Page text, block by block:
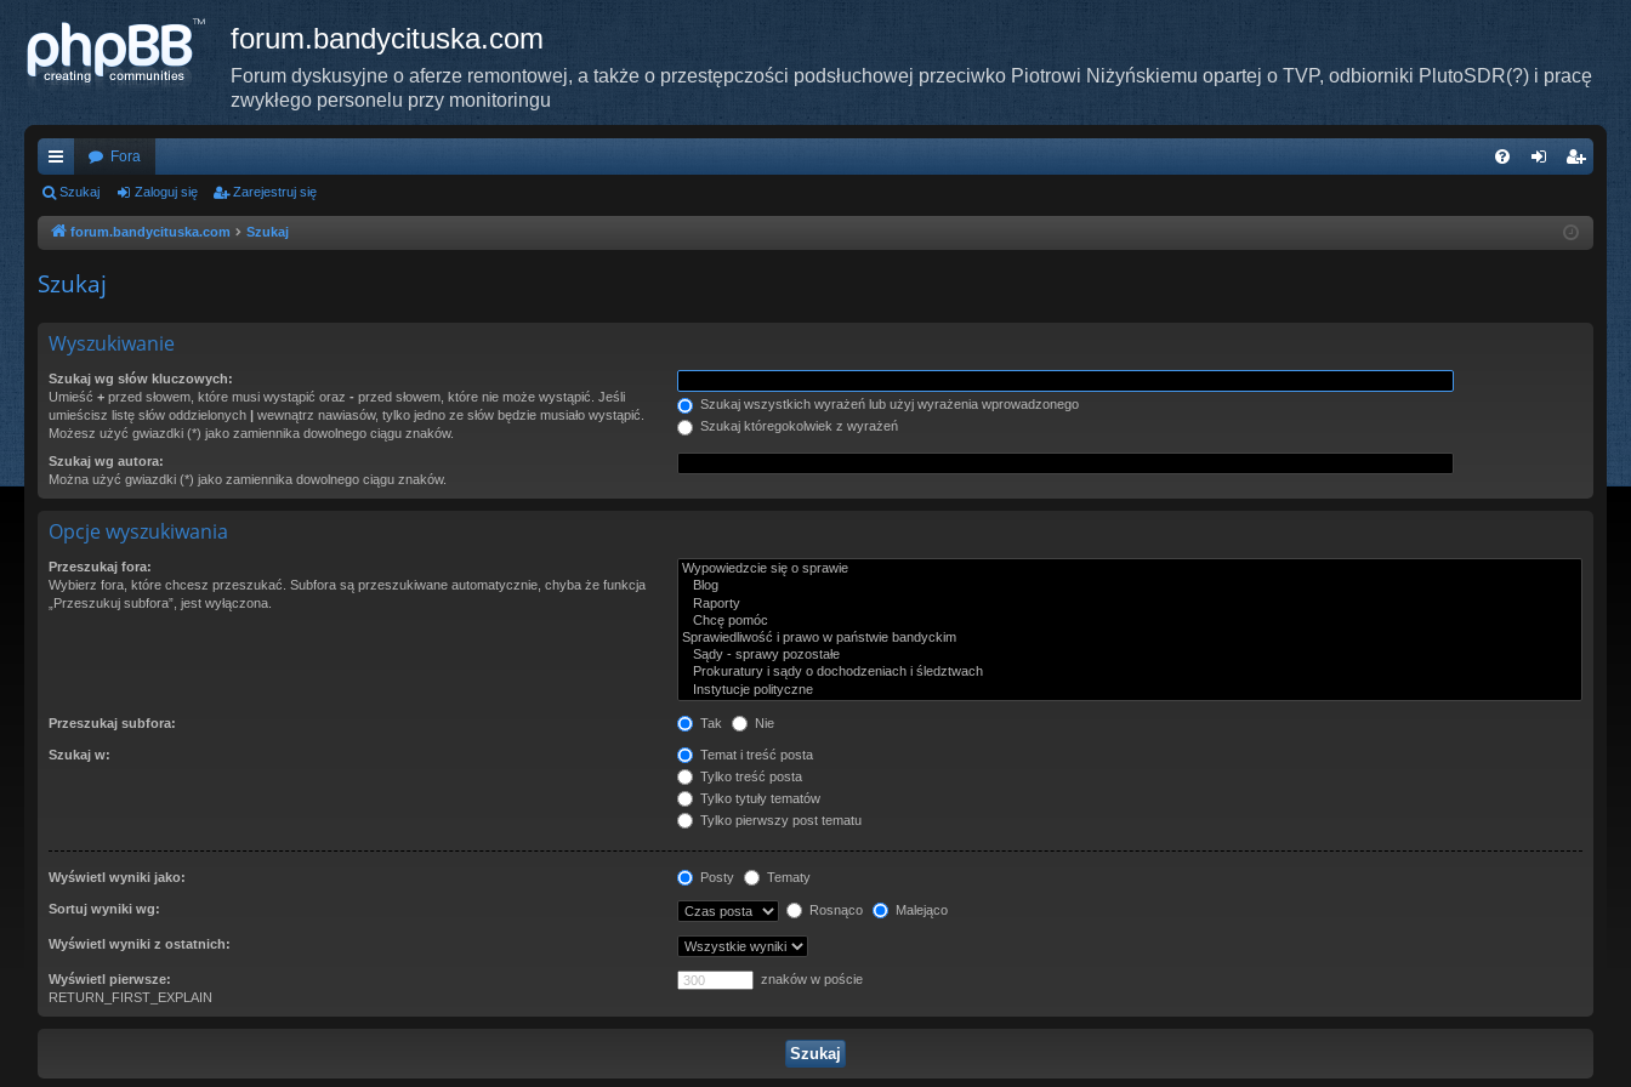
forum.bandycituska.com
Forum dyskusyjne o aferze remontowej, a także o przestępczości podsłuchowej przeciwko Piotrowi Niżyńskiemu opartej o TVP, odbiorniki PlutoSDR(?) i pracę
zwykłego personelu przy monitoringu
ię
ce
Fora
ej
Szukaj Zaloguj się Zarejestruj się
forum.bandycituska.com Szukaj
Szukaj
Wyszukiwanie
Szukaj wg słów kluczowych:
Umieść + przed słowem, które musi wystąpić oraz - przed słowem, które nie może wystąpić. Jeśli
umieścisz listę słów oddzielonych | wewnątrz nawiasów, tylko jedno ze słów będzie musiało wystąpić.
Możesz użyć gwiazdki (*) jako zamiennika dowolnego ciągu znaków.
Szukaj wszystkich wyrażeń lub użyj wyrażenia wprowadzonego
Szukaj któregokolwiek z wyrażeń
Szukaj wg autora:
Można użyć gwiazdki (*) jako zamiennika dowolnego ciągu znaków.
Opcje wyszukiwania
Przeszukaj fora:
Wybierz fora, które chcesz przeszukać. Subfora są przeszukiwane automatycznie, chyba że funkcja
„Przeszukuj subfora”, jest wyłączona.
Przeszukaj subfora: Tak Nie
Szukaj w:
Temat i treść posta
Tylko treść posta
Tylko tytuły tematów
Tylko pierwszy post tematu
Wyświetl wyniki jako: Posty Tematy
Sortuj wyniki wg: Rosnąco Malejąco
Wyświetl wyniki z ostatnich:
Wyświetl pierwsze:
RETURN_FIRST_EXPLAIN
znaków w poście